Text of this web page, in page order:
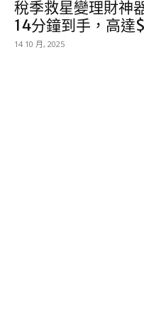
稅季救星變理財神
14分鐘到手，高
14 10 月, 2025